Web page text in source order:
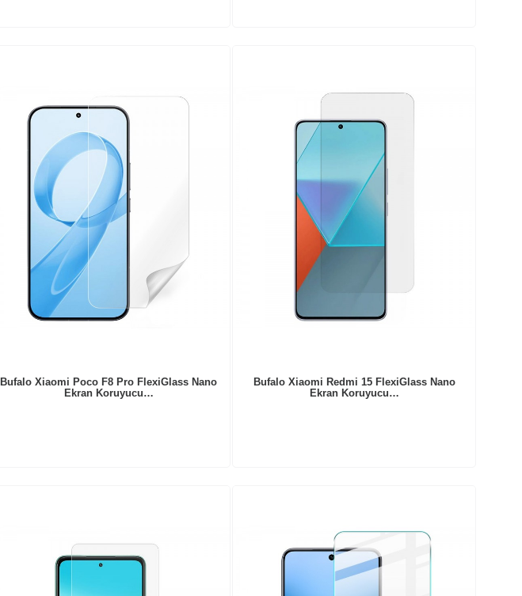
Bufalo Xiaomi Poco F8 Pro FlexiGlass Nano
Ekran Koruyucu…
Bufalo Xiaomi Redmi 15 FlexiGlass Nano
Ekran Koruyucu…